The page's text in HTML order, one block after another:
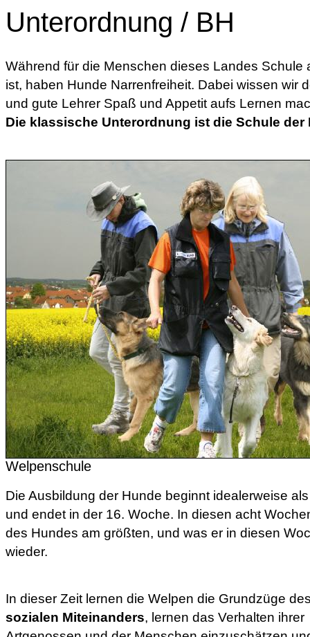
Unterordnung / BH
Während für die Menschen dieses Landes Schule
ist, haben Hunde Narrenfreiheit. Dabei wissen wir
und gute Lehrer Spaß und Appetit aufs Lernen
Die klassische Unterordnung ist die Schule der
Welpenschule
Die Ausbildung der Hunde beginnt idealerweise
und endet in der 16. Woche. In diesen acht
des Hundes am größten, und was er in diesen
wieder.
In dieser Zeit lernen die Welpen die Grundzüge
sozialen Miteinanders, lernen das Verhalten ihrer